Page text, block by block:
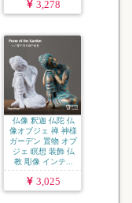
3,278
仏像 釈迦 仏陀 仏
像オブジェ 禅 神様
ガーデン 置物 オブ
ジェ 瞑想 装飾 仏
教 彫像 インテ...
3,025